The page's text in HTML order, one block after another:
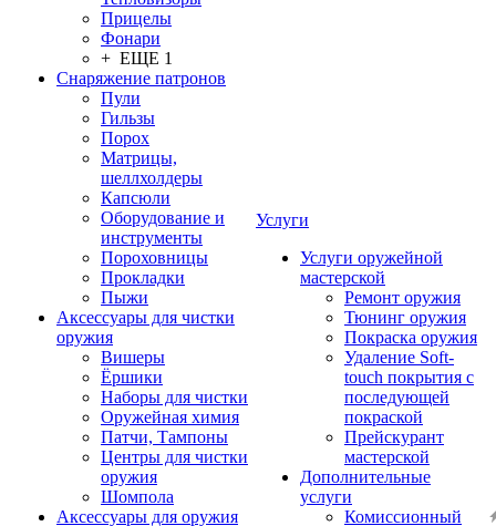
Прицелы
Фонари
+ ЕЩЕ 1
Снаряжение патронов
Пули
Гильзы
Порох
Матрицы,
шеллхолдеры
Капсюли
Оборудование и
инструменты
Пороховницы
Прокладки
Пыжи
Аксессуары для чистки
оружия
Вишеры
Ёршики
Наборы для чистки
Оружейная химия
Патчи, Тампоны
Центры для чистки
оружия
Шомпола
Аксессуары для оружия
Услуги
Услуги оружейной
мастерской
Ремонт оружия
Тюнинг оружия
Покраска оружия
Удаление Soft-
touch покрытия с
последующей
покраской
Прейскурант
мастерской
Дополнительные
услуги
Комиссионный